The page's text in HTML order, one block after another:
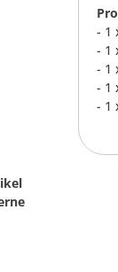
- 1
- 1
- 1
- 1
- 1